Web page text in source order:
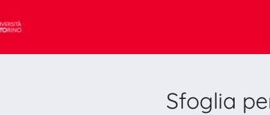
Sfoglia